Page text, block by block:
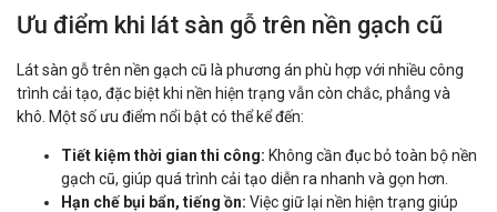
Ưu điểm khi lát sàn gỗ trên nền gạch cũ
Lát sàn gỗ trên nền gạch cũ là phương án phù hợp với nhiều công
trình cải tạo, đặc biệt khi nền hiện trạng vẫn còn chắc, phẳng và
khô. Một số ưu điểm nổi bật có thể kể đến:
Tiết kiệm thời gian thi công: Không cần đục bỏ toàn bộ nền
gạch cũ, giúp quá trình cải tạo diễn ra nhanh và gọn hơn.
Hạn chế bụi bẩn, tiếng ồn: Việc giữ lại nền hiện trạng giúp